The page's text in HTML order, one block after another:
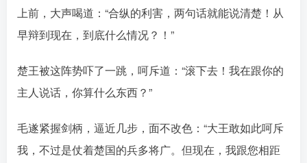
上前，大声喝道：“合纵的利害，两句话就能说清楚！从
早辩到现在，到底什么情况？！”󠄹󠅀󠄪󠄢󠄡󠄦󠄞󠄧󠄣󠄞󠄢󠄡󠄦󠄞󠄡󠄩󠅬󠅅󠅃󠄵󠅂󠄪󠅗󠅥󠅕󠅣󠅤󠅬󠅄󠄹󠄽󠄵󠄪󠄢󠄠󠄢󠄦󠄝󠄠󠄨󠄝󠄠󠄨󠄐󠄠󠄨󠄪󠄥󠄤󠄪󠄤󠄣󠅬󠅨󠅙󠅑󠅟󠅗󠅒󠄞󠅓󠅟󠅝󠄐󠇕󠆠󠅿󠇖󠆄󠆩󠇕󠅿󠆈󠇗󠆭󠆁󠄐󠇗󠅹󠅸󠇖󠆍󠅳󠇖󠅹󠅰󠇖󠆌󠅹
楚王被这阵势吓了一跳，呵斥道：“滚下去！我在跟你的
主人说话，你算什么东西？”󠄹󠅀󠄪󠄢󠄡󠄦󠄞󠄧󠄣󠄞󠄢󠄡󠄦󠄞󠄡󠄩󠅬󠅅󠅃󠄵󠅂󠄪󠅗󠅥󠅕󠅣󠅤󠅬󠅄󠄹󠄽󠄵󠄪󠄢󠄠󠄢󠄦󠄝󠄠󠄨󠄝󠄠󠄨󠄐󠄠󠄨󠄪󠄥󠄤󠄪󠄤󠄣󠅬󠅨󠅙󠅑󠅟󠅗󠅒󠄞󠅓󠅟󠅝󠄐󠇕󠆠󠅿󠇖󠆄󠆩󠇕󠅿󠆈󠇗󠆭󠆁󠄐󠇗󠅹󠅸󠇖󠆍󠅳󠇖󠅹󠅰󠇖󠆌󠅹
毛遂紧握剑柄，逼近几步，面不改色：“大王敢如此呵斥
我，不过是仗着楚国的兵多将广。但现在，我跟您相距